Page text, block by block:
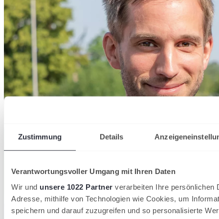
Zustimmung Details
Verantwortungsvoller Umgang mit Ihren Daten
Wir und unsere 1022 Partner verarbeiten Ihre persönlichen
Adresse, mithilfe von Technologien wie Cookies, um
speichern und darauf zuzugreifen und so personalisierte